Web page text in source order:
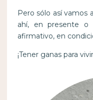
Pero sólo así vamos
ahí, en presente
afirmativo, en
¡Tener ganas para